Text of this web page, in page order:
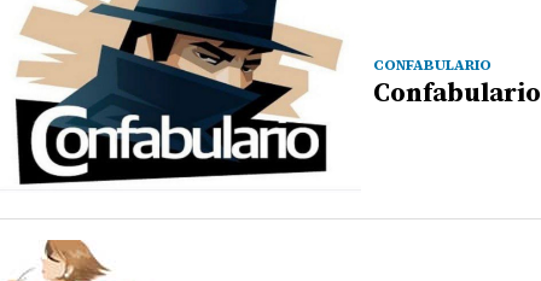
CONFABULARIO
Confabulario